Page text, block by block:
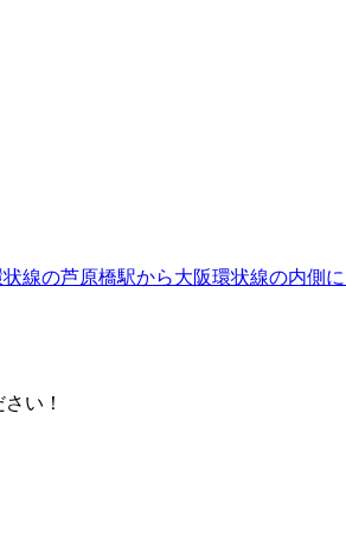
線の芦原橋駅から大阪環状線の内側
い！